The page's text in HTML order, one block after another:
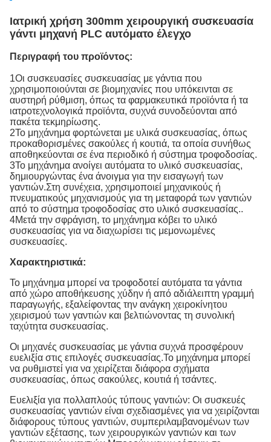
Ιατρική χρήση 300mm χειρουργική συσκευασία
γάντι μηχανή PLC αυτόματο έλεγχο
Περιγραφή του προϊόντος:
1Οι συσκευασίες συσκευασίας με γάντια που
χρησιμοποιούνται σε βιομηχανίες που υπόκεινται σε
αυστηρή ρύθμιση, όπως τα φαρμακευτικά προϊόντα ή τα
ιατροτεχνολογικά προϊόντα, συχνά συνοδεύονται από
πακέτα τεκμηρίωσης.
2Το μηχάνημα φορτώνεται με υλικά συσκευασίας, όπως
προκαθορισμένες σακούλες ή κουτιά, τα οποία συνήθως
αποθηκεύονται σε ένα περιοδικό ή σύστημα τροφοδοσίας.
3Το μηχάνημα ανοίγει αυτόματα το υλικό συσκευασίας,
δημιουργώντας ένα άνοιγμα για την εισαγωγή των
γαντιών.Στη συνέχεια, χρησιμοποιεί μηχανικούς ή
πνευματικούς μηχανισμούς για τη μεταφορά των γαντιών
από το σύστημα τροφοδοσίας στο υλικό συσκευασίας..
4Μετά την σφράγιση, το μηχάνημα κόβει το υλικό
συσκευασίας για να διαχωρίσει τις μεμονωμένες
συσκευασίες.
Χαρακτηριστικά:
Το μηχάνημα μπορεί να τροφοδοτεί αυτόματα τα γάντια
από χώρο αποθήκευσης χύδην ή από αδιάλειπτη γραμμή
παραγωγής, εξαλείφοντας την ανάγκη χειροκίνητου
χειρισμού των γαντιών και βελτιώνοντας τη συνολική
ταχύτητα συσκευασίας.
Οι μηχανές συσκευασίας με γάντια συχνά προσφέρουν
ευελιξία στις επιλογές συσκευασίας.Το μηχάνημα μπορεί
να ρυθμιστεί για να χειρίζεται διάφορα σχήματα
συσκευασίας, όπως σακούλες, κουτιά ή τσάντες.
Ευελιξία για πολλαπλούς τύπους γαντιών: Οι συσκευές
συσκευασίας γαντιών είναι σχεδιασμένες για να χειρίζονται
διάφορους τύπους γαντιών, συμπεριλαμβανομένων των
γαντιών εξέτασης, των χειρουργικών γαντιών και των